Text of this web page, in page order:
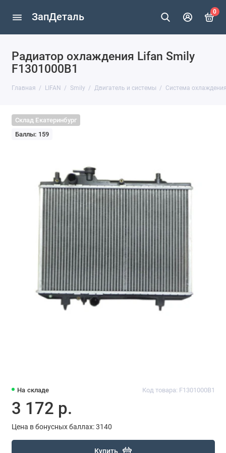
ЗапДеталь 0
Радиатор охлаждения Lifan Smily
F1301000B1
Главная LIFAN Smily Двигатель и системы Система
Склад Екатеринбург
Баллы: 159
На складе Код товара: F1301000B1
3 172 р.
Цена в бонусных баллах: 3140